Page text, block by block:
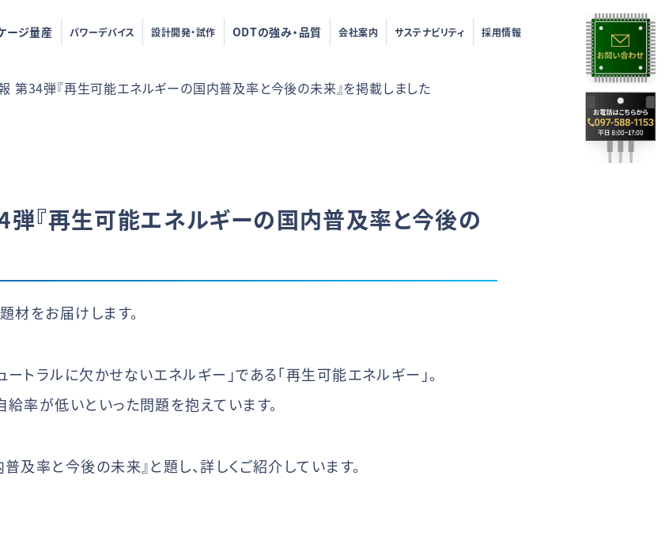
ージ量産 パワーデバイス 設計開発・試作 ODTの強み・品質 会社案内 サステナビリティ 採用情報
第34弾『再生可能エネルギーの国内普及率と今後の未来』を掲載しました
『再生可能エネルギーの国内普及率と今後の
材をお届けします。
トラルに欠かせないエネルギー」である「再生可能エネルギー」。
率が低いといった問題を抱えています。
及率と今後の未来』と題し、詳しくご紹介しています。